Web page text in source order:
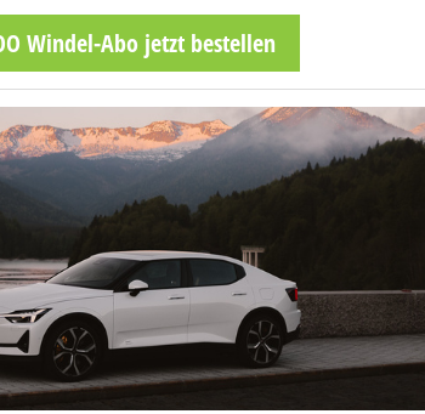
Windel-Abo jetzt bestellen